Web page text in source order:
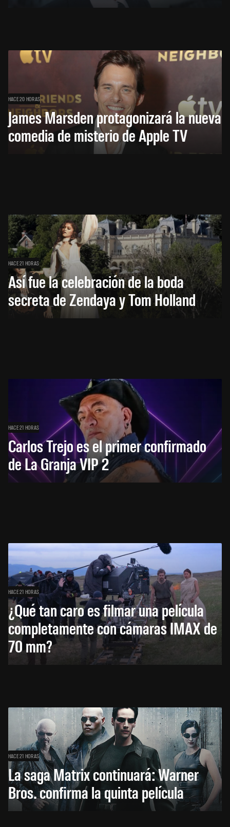
HACE 20 HORAS
James Marsden protagonizará la nueva
comedia de misterio de Apple TV
HACE 21 HORAS
Así fue la celebración de la boda
secreta de Zendaya y Tom Holland
HACE 21 HORAS
Carlos Trejo es el primer confirmado
de La Granja VIP 2
HACE 21 HORAS
¿Qué tan caro es filmar una película
completamente con cámaras IMAX de
70 mm?
HACE 21 HORAS
La saga Matrix continuará: Warner
Bros. confirma la quinta película